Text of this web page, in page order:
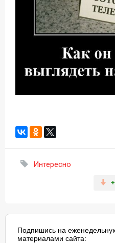
Интересно
Подпишись на
материалами сайта: